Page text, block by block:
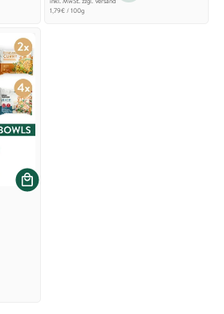
Grundpreis
1,79€/pro
100g